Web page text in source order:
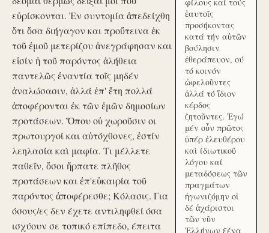
εὑρίσκονται. Ἐν συντομία ἀπεδείχθη
ὅτι ὅσα διήγαγον και προὔτεινα ἐκ
τοῦ ἐμοῦ μετερίζου ἀνεγράφησαν και
εἰσίν ἡ τοῦ παρόντος ἀλήθεια
παντελῶς ἐναντία τοῖς μηδέν
ἀναλώσασιν, ἀλλά ἐπ' ἔτη πολλά
ἀποφέρονται ἐκ τῶν ἐμῶν δημοσίων
προτάσεων. Ὅπου οὐ χωροῦσιν οι
πρωτουργοί και αὐτόχθονες, ἐστίν
λεηλασία καὶ μαφία. Τι μέλλετε
παθεῖν, ὅσοι ἥρπατε πλῆθος
προτάσεων και ἐπ'εὐκαιρία τοῦ
παρόντος ἀποφέρεσθε; Κόλασις. Για
όσους/ες δεν έχετε αντιληφθεί όσα
ισχύουν σε τοπικό επίπεδο, έπειτα
ἑαυτοῖς
προσήκοντας
κατά τήν αὑτῶν
βούλησιν
ἐθεράπευον, ού
τό κοινόν
ὠφελοῦντες
ἀλλά τό ἴδιον
κέρδος
ζητοῦντες. Ἐγώ
μέν οὖν πρῶτος
ὑπέρ ἐλευθέρου
καὶ ίδιωτικοῦ
λόγου καί
μεταδόσεως τῶν
πραγμάτων
ἠγωνιζόμην οἱ
δέ ἀχάριστοι
τῶν νῦν
Ἑλλήνων ξένα